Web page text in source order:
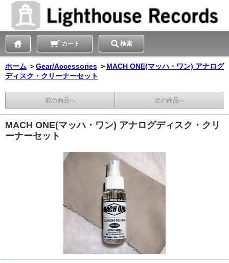
カート 検索
ホーム ＞Gear/Accessories ＞ MACH ONE(マッハ・ワン) アナログ
ディスク・クリーナーセット
前の商品へ 次の商品へ
MACH ONE(マッハ・ワン) アナログディスク・クリ
ーナーセット